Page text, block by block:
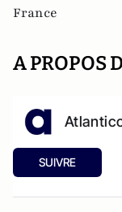
France
A PROPOS
SUIVRE